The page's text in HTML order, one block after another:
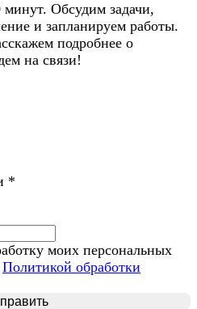
Обсудим задачи,
и запланируем работы.
подробнее о
на связи!
*
моих персональных
Политикой обработки